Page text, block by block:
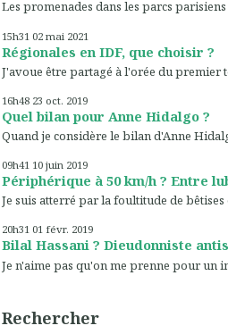
Les promenades dans les parcs
15h31 02 mai 2021
Régionales en IDF, que choisir ?
J'avoue être partagé à l'orée du premier
16h48 23 oct. 2019
Quel bilan pour Anne Hidalgo ?
Quand je considère le bilan d'Anne
09h41 10 juin 2019
Périphérique à 50 km/h ? Entre
Je suis atterré par la foultitude de bêtises
20h31 01 févr. 2019
Bilal Hassani ? Dieudonniste
Je n'aime pas qu'on me prenne pour un
Rechercher